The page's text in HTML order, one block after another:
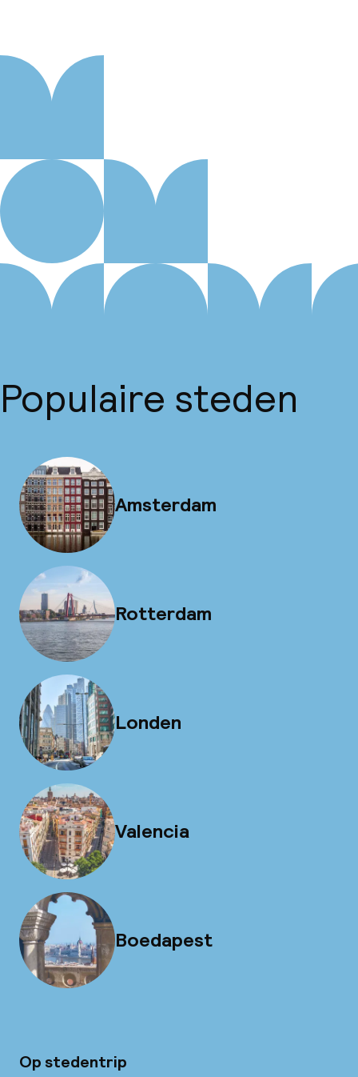
Populaire steden
Amsterdam
Rotterdam
Londen
Valencia
Boedapest
Op stedentrip